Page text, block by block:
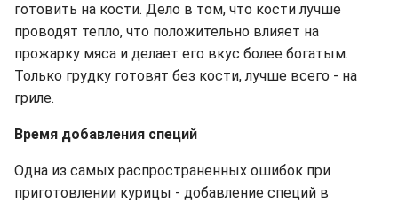
готовить на кости. Дело в том, что кости лучше
проводят тепло, что положительно влияет на
прожарку мяса и делает его вкус более богатым.
Только грудку готовят без кости, лучше всего - на
гриле.
Время добавления специй
Одна из самых распространенных ошибок при
приготовлении курицы - добавление специй в